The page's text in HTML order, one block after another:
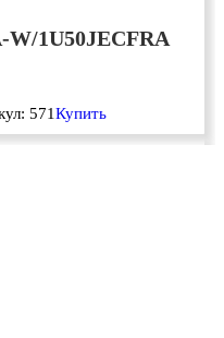
W/1U50JECFRA
571Купить